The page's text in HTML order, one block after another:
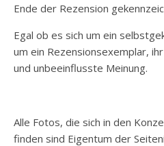
Ende der Rezension
Egal ob es sich um ein
um ein Rezensionsexemplar,
und unbeeinflusste Meinung.
Alle Fotos, die sich in den
finden sind Eigentum der